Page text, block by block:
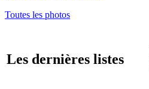
Toutes les photos
Les dernières listes